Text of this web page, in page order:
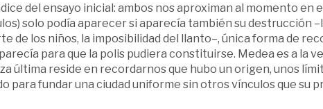
del ensayo inicial: ambos nos aproximan al momento en
solo podía aparecer si aparecía también su destrucción
de los niños, la imposibilidad del llanto–, única forma de
para que la polis pudiera constituirse. Medea es a la
última reside en recordarnos que hubo un origen, unos
para fundar una ciudad uniforme sin otros vínculos que su